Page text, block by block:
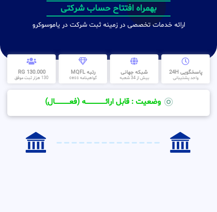
بهمراه افتتاح حساب شرکتی
ظرف مدت کمتر از 30 روز
ارائه خدمات تخصصی در زمینه ثبت شرکت در یاموسوکرو
پاسخگویی 24H
واحد پشتیبانی
شبکه جهانی
بیش از 34 شعبه
رتبه MQFL
گواهینامه cess
130.000 RG
130 هزار ثبت موفق
وضعیت : قابل ارائــــــــــــــــــــه (فعـــــــــــــــال)